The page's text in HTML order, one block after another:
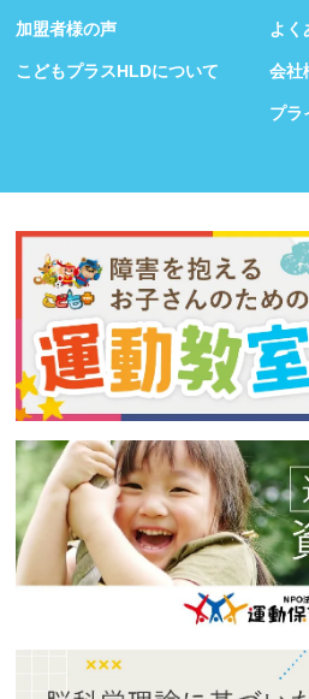
加盟者様の声
こどもプラスHLDについて
よく
会社
プラ